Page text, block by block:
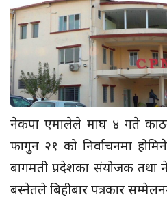
नेकपा एमालेले माघ ४ गते
फागुन २१ को निर्वाचनमा
बागमती प्रदेशका संयोजक
बस्नेतले बिहीबार पत्रकार